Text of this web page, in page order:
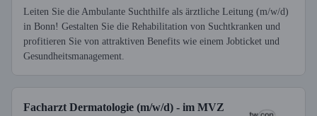
Leiten Sie die Ambulante Suchthilfe als ärztliche Leitung (m/w/d)
in Bonn! Gestalten Sie die Rehabilitation von Suchtkranken und
profitieren Sie von attraktiven Benefits wie einem Jobticket und
Gesundheitsmanagement.
Facharzt Dermatologie (m/w/d) - im MVZ